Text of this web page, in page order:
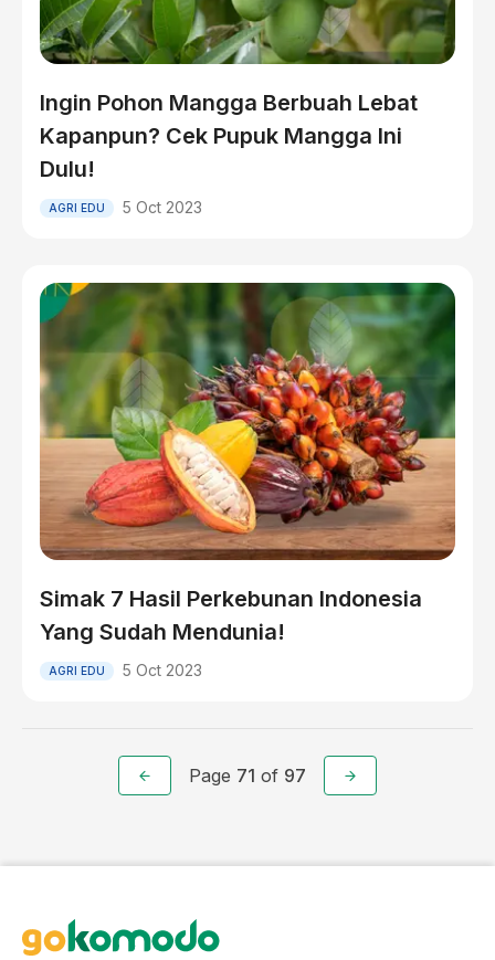
Ingin Pohon Mangga Berbuah Lebat
Kapanpun? Cek Pupuk Mangga Ini
Dulu!
AGRI EDU 5 Oct 2023
Simak 7 Hasil Perkebunan Indonesia
Yang Sudah Mendunia!
AGRI EDU 5 Oct 2023
Page 71 of 97